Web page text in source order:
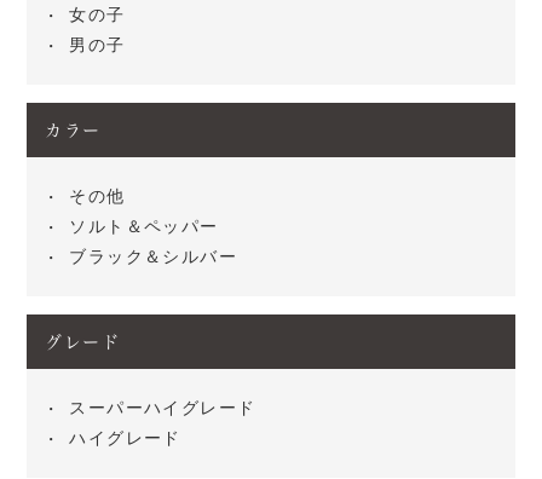
女の子
男の子
カラー
その他
ソルト＆ペッパー
ブラック＆シルバー
グレード
スーパーハイグレード
ハイグレード